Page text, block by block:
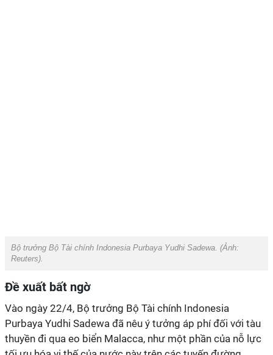
Bộ trưởng Bộ Tài chính Indonesia Purbaya Yudhi Sadewa. (Ảnh:
Reuters).
Đề xuất bất ngờ
Vào ngày 22/4, Bộ trưởng Bộ Tài chính Indonesia
Purbaya Yudhi Sadewa đã nêu ý tưởng áp phí đối với tàu
thuyền đi qua eo biển Malacca, như một phần của nỗ lực